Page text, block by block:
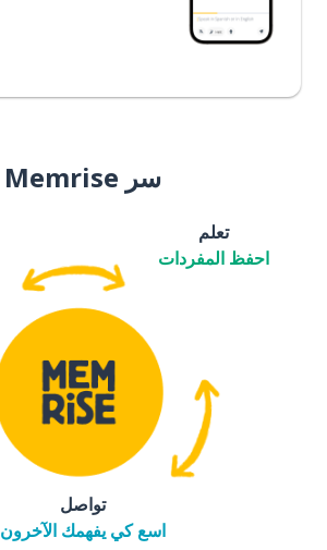
سر Memrise
تعلم
احفظ المفردات
تواصل
اسع كي يفهمك الآخرون